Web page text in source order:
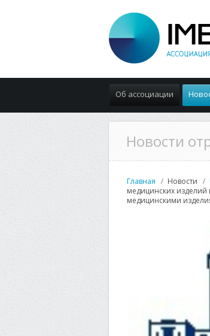
Об ассоциации
Новости
Главная Новости
медицинских
медицинскими